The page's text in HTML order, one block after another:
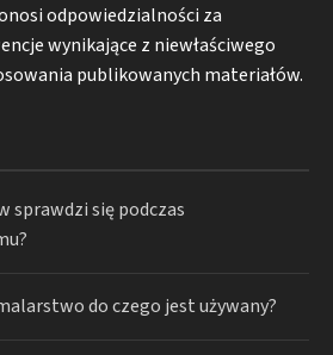
odpowiedzialności za
wynikające z niewłaściwego
publikowanych materiałów.
sprawdzi się podczas
do czego jest używany?